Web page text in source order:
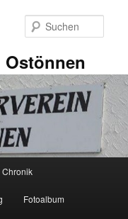
Chronik
Fotoalbum